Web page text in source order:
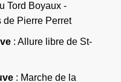
Tord Boyaux -
de Pierre Perret
: Allure libre de St-
: Marche de la